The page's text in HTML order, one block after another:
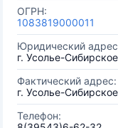
ОГРН:
1083819000011
Юридический
г. Усолье-
Фактический адрес:
г. Усолье-
Телефон: